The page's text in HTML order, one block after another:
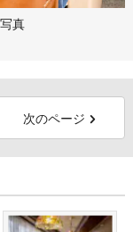
真
次のページ